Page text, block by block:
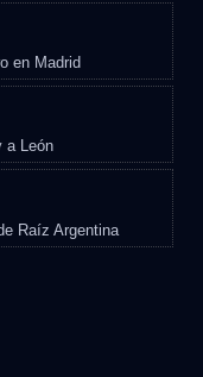
en Madrid
a León
Raíz Argentina